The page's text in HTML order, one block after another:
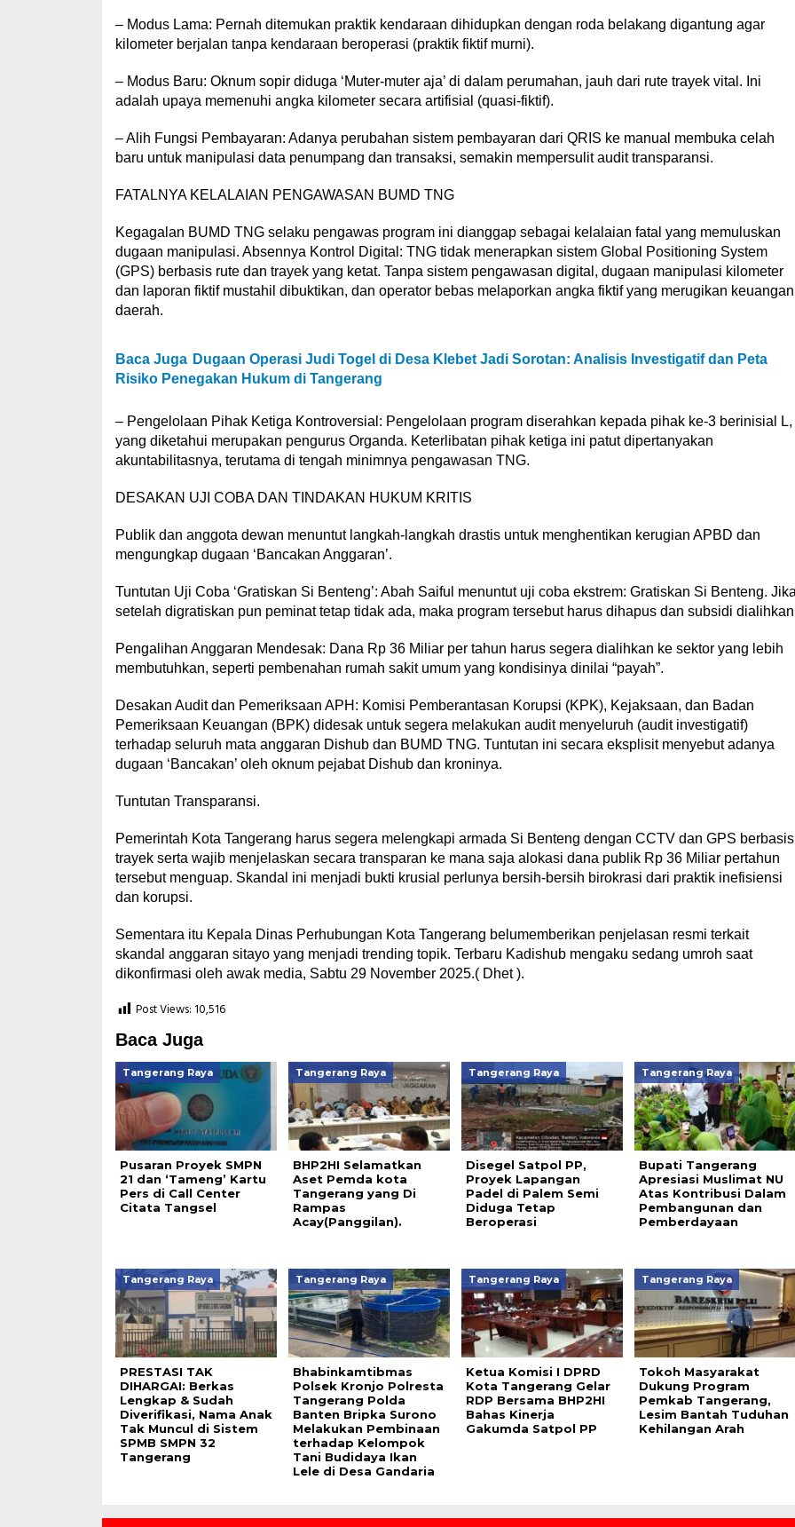
– Modus Lama: Pernah ditemukan praktik kendaraan dihidupkan dengan roda belakang digantung agar
kilometer berjalan tanpa kendaraan beroperasi (praktik fiktif murni).
– Modus Baru: Oknum sopir diduga ‘Muter-muter aja’ di dalam perumahan, jauh dari rute trayek vital. Ini
adalah upaya memenuhi angka kilometer secara artifisial (quasi-fiktif).
– Alih Fungsi Pembayaran: Adanya perubahan sistem pembayaran dari QRIS ke manual membuka celah
baru untuk manipulasi data penumpang dan transaksi, semakin mempersulit audit transparansi.
FATALNYA KELALAIAN PENGAWASAN BUMD TNG
Kegagalan BUMD TNG selaku pengawas program ini dianggap sebagai kelalaian fatal yang memuluskan
dugaan manipulasi. Absennya Kontrol Digital: TNG tidak menerapkan sistem Global Positioning System
(GPS) berbasis rute dan trayek yang ketat. Tanpa sistem pengawasan digital, dugaan manipulasi kilometer
dan laporan fiktif mustahil dibuktikan, dan operator bebas melaporkan angka fiktif yang merugikan keuangan
daerah.
Baca Juga Dugaan Operasi Judi Togel di Desa Klebet Jadi Sorotan: Analisis Investigatif dan Peta
Risiko Penegakan Hukum di Tangerang
– Pengelolaan Pihak Ketiga Kontroversial: Pengelolaan program diserahkan kepada pihak ke-3 berinisial L,
yang diketahui merupakan pengurus Organda. Keterlibatan pihak ketiga ini patut dipertanyakan
akuntabilitasnya, terutama di tengah minimnya pengawasan TNG.
DESAKAN UJI COBA DAN TINDAKAN HUKUM KRITIS
Publik dan anggota dewan menuntut langkah-langkah drastis untuk menghentikan kerugian APBD dan
mengungkap dugaan ‘Bancakan Anggaran’.
Tuntutan Uji Coba ‘Gratiskan Si Benteng’: Abah Saiful menuntut uji coba ekstrem: Gratiskan Si Benteng.
setelah digratiskan pun peminat tetap tidak ada, maka program tersebut harus dihapus dan subsidi
Pengalihan Anggaran Mendesak: Dana Rp 36 Miliar per tahun harus segera dialihkan ke sektor yang lebih
membutuhkan, seperti pembenahan rumah sakit umum yang kondisinya dinilai “payah”.
Desakan Audit dan Pemeriksaan APH: Komisi Pemberantasan Korupsi (KPK), Kejaksaan, dan Badan
Pemeriksaan Keuangan (BPK) didesak untuk segera melakukan audit menyeluruh (audit investigatif)
terhadap seluruh mata anggaran Dishub dan BUMD TNG. Tuntutan ini secara eksplisit menyebut adanya
dugaan ‘Bancakan’ oleh oknum pejabat Dishub dan kroninya.
Tuntutan Transparansi.
Pemerintah Kota Tangerang harus segera melengkapi armada Si Benteng dengan CCTV dan GPS berbasis
trayek serta wajib menjelaskan secara transparan ke mana saja alokasi dana publik Rp 36 Miliar pertahun
tersebut menguap. Skandal ini menjadi bukti krusial perlunya bersih-bersih birokrasi dari praktik inefisiensi
dan korupsi.
Sementara itu Kepala Dinas Perhubungan Kota Tangerang belumemberikan penjelasan resmi terkait
skandal anggaran sitayo yang menjadi trending topik. Terbaru Kadishub mengaku sedang umroh saat
dikonfirmasi oleh awak media, Sabtu 29 November 2025.( Dhet ).
Post Views: 10,516
Baca Juga
Tangerang Raya
Pusaran Proyek SMPN
21 dan ‘Tameng’ Kartu
Pers di Call Center
Citata Tangsel
Tangerang Raya
BHP2HI Selamatkan
Aset Pemda kota
Tangerang yang Di
Rampas
Acay(Panggilan).
Tangerang Raya
Disegel Satpol PP,
Proyek Lapangan
Padel di Palem Semi
Diduga Tetap
Beroperasi
Tangerang Raya
Bupati Tangerang
Apresiasi Muslimat NU
Atas Kontribusi Dalam
Pembangunan dan
Pemberdayaan
Tangerang Raya
PRESTASI TAK
DIHARGAI: Berkas
Lengkap & Sudah
Diverifikasi, Nama Anak
Tak Muncul di Sistem
SPMB SMPN 32
Tangerang
Tangerang Raya
Bhabinkamtibmas
Polsek Kronjo Polresta
Tangerang Polda
Banten Bripka Surono
Melakukan Pembinaan
terhadap Kelompok
Tani Budidaya Ikan
Lele di Desa Gandaria
Tangerang Raya
Ketua Komisi I DPRD
Kota Tangerang Gelar
RDP Bersama BHP2HI
Bahas Kinerja
Gakumda Satpol PP
Tangerang Raya
Tokoh Masyarakat
Dukung Program
Pemkab Tangerang,
Lesim Bantah Tuduhan
Kehilangan Arah